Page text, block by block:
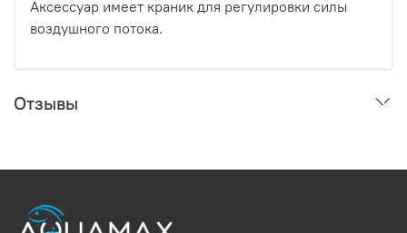
Аксессуар имеет краник для регулировки силы
воздушного потока.
Отзывы